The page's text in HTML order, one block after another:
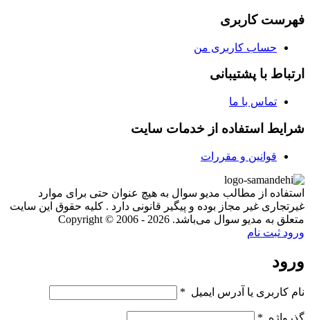
فهرست کاربری
حساب کاربری من
ارتباط با پشتیبانی
تماس با ما
شرایط استفاده از خدمات سایت
قوانین و مقررات
استفاده از مطالب مدیو سوال به هیچ عنوان حتی برای موارد
غیرتجاری غیر مجاز بوده و پیگیر قانونی دارد . کلیه حقوق این سایت
متعلق به مدیو سوال می‌باشد. Copyright © 2006 - 2026
ورود ثبت نام
ورود
نام کاربری یا آدرس ایمیل *